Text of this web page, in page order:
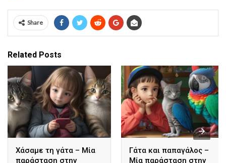
Share
Related Posts
Χάσαμε τη γάτα – Μία
παράσταση στην
Γάτα και παπαγάλος –
Μία παράσταση στην